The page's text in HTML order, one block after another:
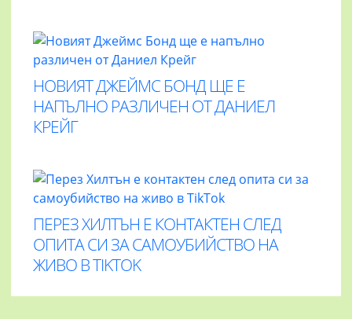
НОВИЯТ ДЖЕЙМС БОНД ЩЕ Е
НАПЪЛНО РАЗЛИЧЕН ОТ ДАНИЕЛ
КРЕЙГ
ПЕРЕЗ ХИЛТЪН Е КОНТАКТЕН СЛЕД
ОПИТА СИ ЗА САМОУБИЙСТВО НА
ЖИВО В TIKTOK